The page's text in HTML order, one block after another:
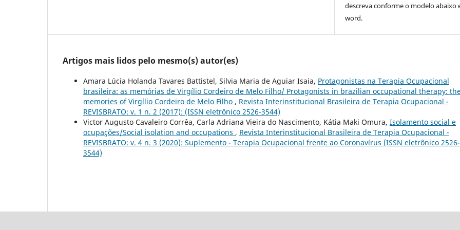
descrevaconforme o modelo abaixo
word.
Artigos mais lidos pelo mesmo(s) autor(es)
Amara Lúcia Holanda Tavares Battistel, Silvia Maria de Aguiar Isaia, Protagonistas na Terapia Ocupacional
brasileira: as memórias de Virgílio Cordeiro de Melo Filho/ Protagonists in brazilian occupational therapy:
memories of Virgílio Cordeiro de Melo Filho , Revista Interinstitucional Brasileira de Terapia Ocupacional -
REVISBRATO: v. 1 n. 2 (2017): (ISSN eletrônico 2526-3544)
Victor Augusto Cavaleiro Corrêa, Carla Adriana Vieira do Nascimento, Kátia Maki Omura, Isolamento social e
ocupações/Social isolation and occupations , Revista Interinstitucional Brasileira de Terapia Ocupacional -
REVISBRATO: v. 4 n. 3 (2020): Suplemento - Terapia Ocupacional frente ao Coronavírus (ISSN eletrônico 2526-
3544)